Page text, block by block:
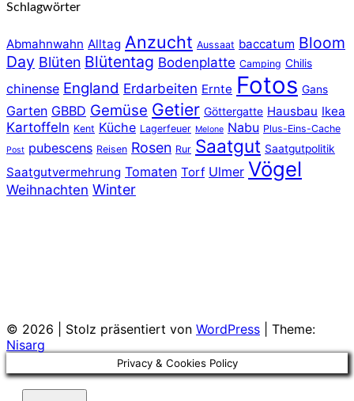
Schlagwörter
Abmahnwahn Alltag Anzucht Aussaat baccatum Bloom
Day Blüten Blütentag Bodenplatte Camping Chilis
chinense England Erdarbeiten Ernte Fotos Gans
Garten GBBD Gemüse Getier Göttergatte Hausbau Ikea
Kartoffeln Kent Küche Lagerfeuer Melone Nabu Plus-Eins-Cache
Post pubescens Reisen Rosen Rur Saatgut Saatgutpolitik
Saatgutvermehrung Tomaten Torf Ulmer Vögel
Weihnachten Winter
© 2026 Stolz präsentiert von WordPress
Theme:
Nisarg
Privacy & Cookies Policy